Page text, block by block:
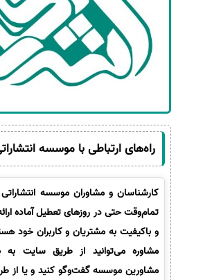
راه‌های ارتباطی با موسسه
کارشناسان و مشاوران موسسه
تمام‌وقت حتی در روزهای تعطیل آماده
و باکیفیت به مشتریان و کاربران خود
مشاوره می‌توانید از طریق سایت به
مشاورین موسسه گفت‌وگو کنید و یا از